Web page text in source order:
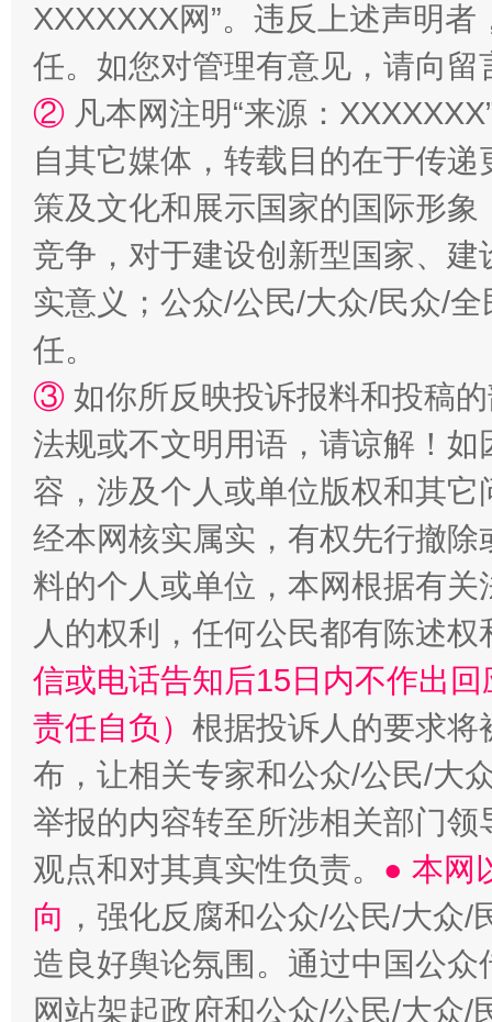
XXXXXXX网”。违反上述声明
任。如您对管理有意见，请向
② 凡本网注明“来源：
自其它媒体，转载目的在于传
策及文化和展示国家的国际形
竞争，对于建设创新型国家、
实意义；公众/公民/大众/民众/
任。
③ 如你所反映投诉报料和投稿
法规或不文明用语，请谅解！
容，涉及个人或单位版权和其它
经本网核实属实，有权先行撤
料的个人或单位，本网根据有
人的权利，任何公民都有陈述
信或电话告知后15日内不作出
责任自负） 根据投诉人的要求将
布，让相关专家和公众/公民/大
举报的内容转至所涉相关部门
观点和对其真实性负责。 ● 本网
向 ，强化反腐和公众/公民/大众
造良好舆论氛围。通过中国公
网站架起政府和公众/公民/大众